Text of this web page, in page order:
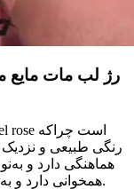
رنگی طبیعی و
هماهنگی دارد و
همخوانی دارد و به‌خوبی چهره شمارا با طراوت و شاداب می‌کند.